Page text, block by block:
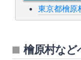
東京都檜原
檜原村など